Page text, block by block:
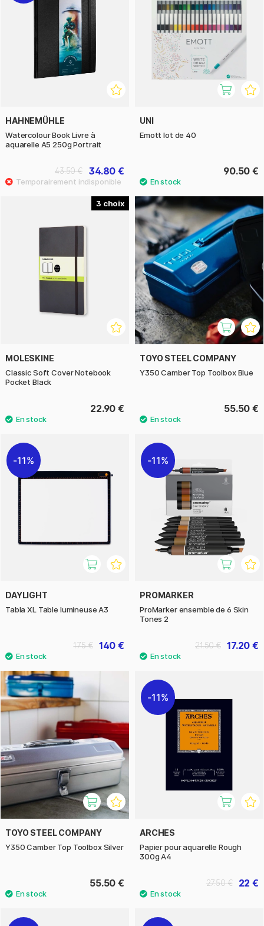
HAHNEMÜHLE
Watercolour Book Livre à
aquarelle A5 250g Portrait
34.80 €
43.50 €
UNI
Emott lot de 40
90.50 €
3
MOLESKINE
Classic Soft Cover Notebook
Pocket Black
22.90 €
TOYO STEEL COMPANY
Y350 Camber Top Toolbox Blue
55.50 €
11%
DAYLIGHT
Tabla XL Table lumineuse A3
140 €
175 €
11%
PROMARKER
ProMarker ensemble de 6 Skin
Tones 2
17.20 €
21.50 €
TOYO STEEL COMPANY
Y350 Camber Top Toolbox Silver
55.50 €
11%
ARCHES
Papier pour aquarelle Rough
300g A4
22 €
27.50 €